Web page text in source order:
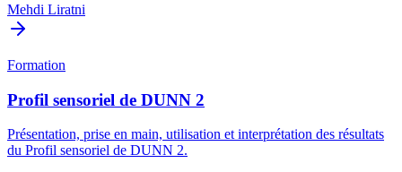
Mehdi Liratni
Formation
Profil sensoriel de DUNN 2
Présentation, prise en main, utilisation et interprétation des résultats
du Profil sensoriel de DUNN 2.